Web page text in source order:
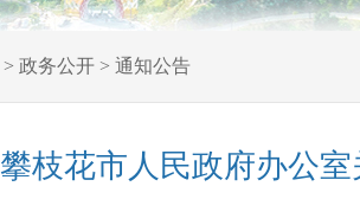
> 政务公开 > 通知公告
攀枝花市人民政府办公